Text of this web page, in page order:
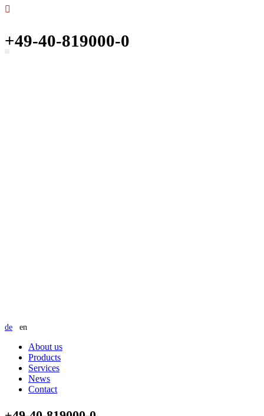
+49-40-819000-0
de en
About us
Products
Services
News
Contact